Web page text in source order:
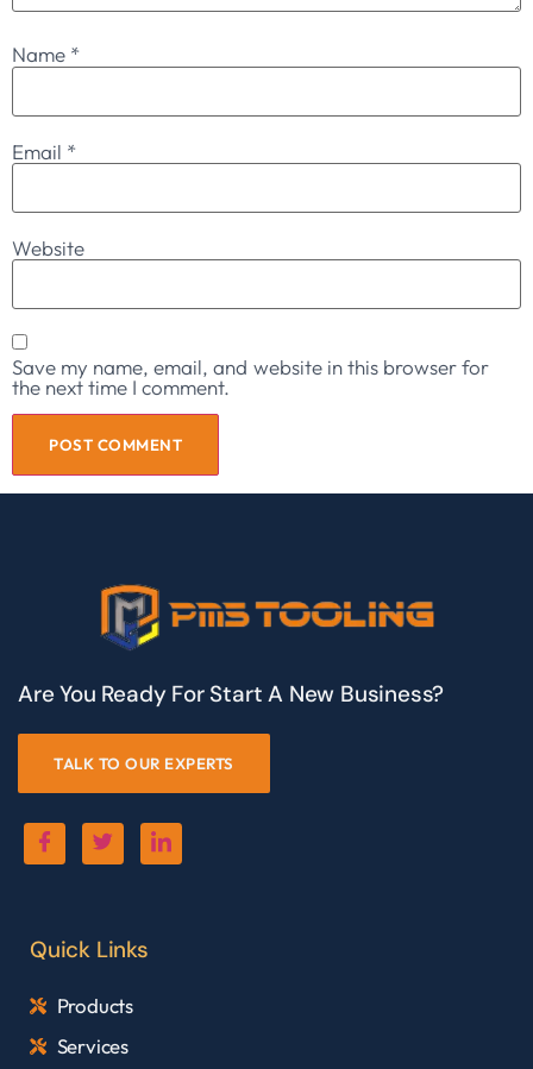
Name *
Email *
Website
Save my name, email, and website in this browser for
the next time I comment.
Are You Ready For Start A New Business?
TALK TO OUR EXPERTS
Quick Links
Products
Services